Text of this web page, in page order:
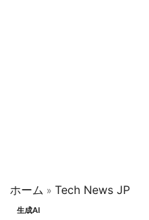
ホーム » Tech News JP
生成AI